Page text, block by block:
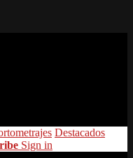
Destacados
Sign in